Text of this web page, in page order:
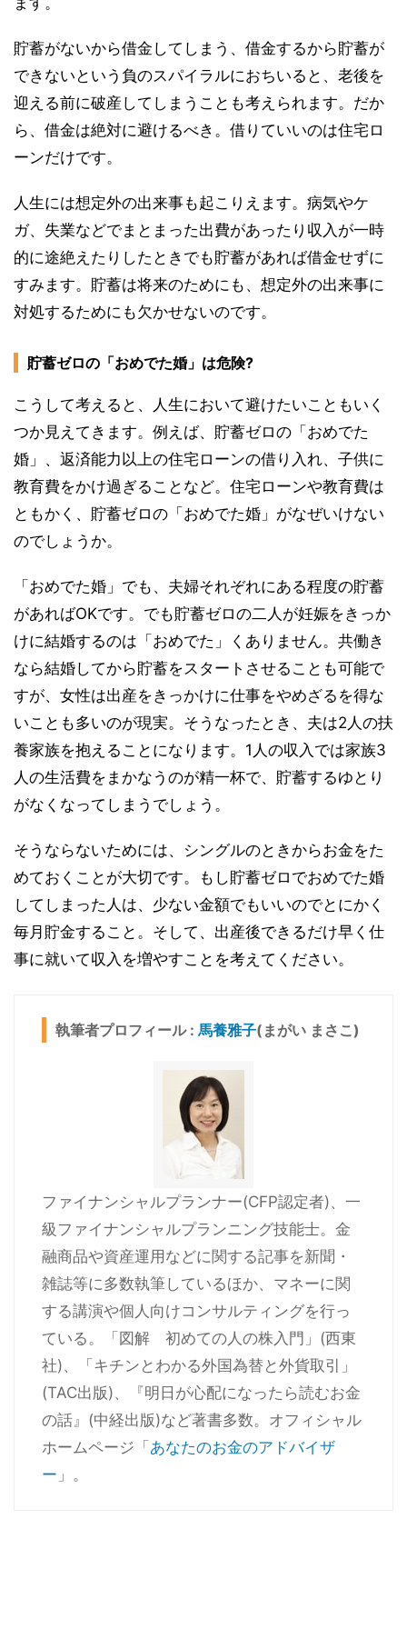
貯蓄がないから借金してしまう、借金するから貯蓄が
できないという負のスパイラルにおちいると、老後を
迎える前に破産してしまうことも考えられます。だか
ら、借金は絶対に避けるべき。借りていいのは住宅ロ
ーンだけです。
人生には想定外の出来事も起こりえます。病気やケ
ガ、失業などでまとまった出費があったり収入が一時
的に途絶えたりしたときでも貯蓄があれば借金せずに
すみます。貯蓄は将来のためにも、想定外の出来事に
対処するためにも欠かせないのです。
貯蓄ゼロの「おめでた婚」は危険?
こうして考えると、人生において避けたいこともいく
つか見えてきます。例えば、貯蓄ゼロの「おめでた
婚」、返済能力以上の住宅ローンの借り入れ、子供に
教育費をかけ過ぎることなど。住宅ローンや教育費は
ともかく、貯蓄ゼロの「おめでた婚」がなぜいけない
のでしょうか。
「おめでた婚」でも、夫婦それぞれにある程度の貯蓄
があればOKです。でも貯蓄ゼロの二人が妊娠をきっか
けに結婚するのは「おめでた」くありません。共働き
なら結婚してから貯蓄をスタートさせることも可能で
すが、女性は出産をきっかけに仕事をやめざるを得な
いことも多いのが現実。そうなったとき、夫は2人の扶
養家族を抱えることになります。1人の収入では家族3
人の生活費をまかなうのが精一杯で、貯蓄するゆとり
がなくなってしまうでしょう。
そうならないためには、シングルのときからお金をた
めておくことが大切です。もし貯蓄ゼロでおめでた婚
してしまった人は、少ない金額でもいいのでとにかく
毎月貯金すること。そして、出産後できるだけ早く仕
事に就いて収入を増やすことを考えてください。
執筆者プロフィール : 馬養雅子(まがい まさこ)
ファイナンシャルプランナー(CFP認定者)、一
級ファイナンシャルプランニング技能士。金
融商品や資産運用などに関する記事を新聞・
雑誌等に多数執筆しているほか、マネーに関
する講演や個人向けコンサルティングを行っ
ている。「図解 初めての人の株入門」(西東
社)、「キチンとわかる外国為替と外貨取引」
(TAC出版)、『明日が心配になったら読むお金
の話』(中経出版)など著書多数。オフィシャル
ホームページ「 あなたのお金のアドバイザ
ー 」。